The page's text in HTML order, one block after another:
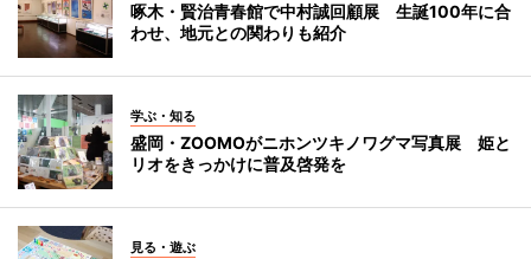
啄木・賢治青春館で中村誠回顧展 生誕100年に合
わせ、地元との関わりも紹介
学ぶ・知る
盛岡・ZOOMOがニホンツキノワグマ写真展 姫と
リオをきっかけに普及啓発を
見る・遊ぶ